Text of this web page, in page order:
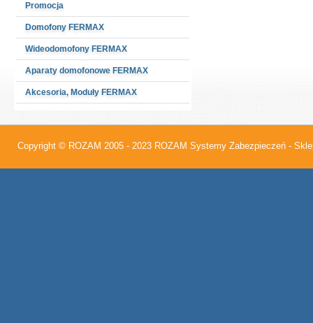
Promocja
Domofony FERMAX
Wideodomofony FERMAX
Aparaty domofonowe FERMAX
Akcesoria, Moduły FERMAX
Copyright © ROZAM 2005 - 2023 ROZAM Systemy Zabezpieczeń -